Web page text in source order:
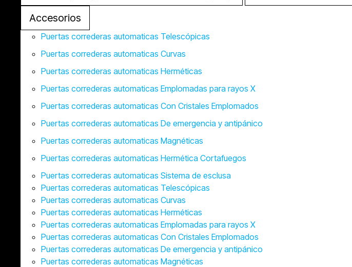
Accesorios
Puertas correderas automaticas Telescópicas
Puertas correderas automaticas Curvas
Puertas correderas automaticas Herméticas
Puertas correderas automaticas Emplomadas para rayos X
Puertas correderas automaticas Con Cristales Emplomados
Puertas correderas automaticas De emergencia y antipánico
Puertas correderas automaticas Magnéticas
Puertas correderas automaticas Hermética Cortafuegos
Puertas correderas automaticas Sistema de esclusa
Puertas correderas automaticas Telescópicas
Puertas correderas automaticas Curvas
Puertas correderas automaticas Herméticas
Puertas correderas automaticas Emplomadas para rayos X
Puertas correderas automaticas Con Cristales Emplomados
Puertas correderas automaticas De emergencia y antipánico
Puertas correderas automaticas Magnéticas